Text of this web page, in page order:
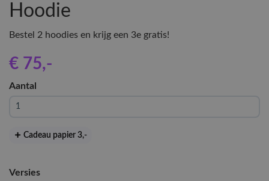
Hoodie
Bestel 2 hoodies en krijg een 3e gratis!
€ 75,-
Aantal
Cadeau papier 3,-
Versies